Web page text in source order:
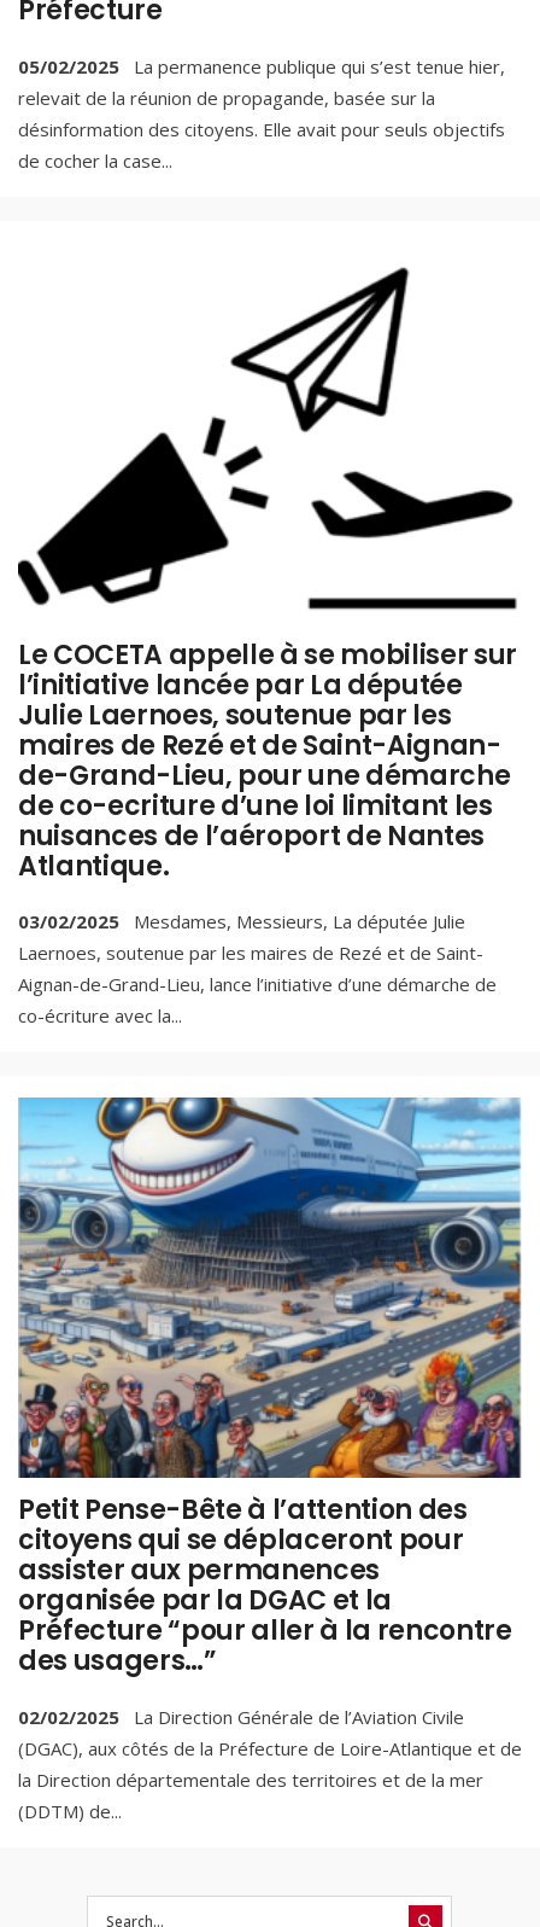
Préfecture
05/02/2025
La permanence publique qui s’est tenue hier,
relevait de la réunion de propagande, basée sur la
désinformation des citoyens. Elle avait pour seuls objectifs
de cocher la case...
Le COCETA appelle à se mobiliser sur
l’initiative lancée par La députée
Julie Laernoes, soutenue par les
maires de Rezé et de Saint-Aignan-
de-Grand-Lieu, pour une démarche
de co-ecriture d’une loi limitant les
nuisances de l’aéroport de Nantes
Atlantique.
03/02/2025
Mesdames, Messieurs, La députée Julie
Laernoes, soutenue par les maires de Rezé et de Saint-
Aignan-de-Grand-Lieu, lance l’initiative d’une démarche de
co-écriture avec la...
Petit Pense-Bête à l’attention des
citoyens qui se déplaceront pour
assister aux permanences
organisée par la DGAC et la
Préfecture “pour aller à la rencontre
des usagers…”
02/02/2025
La Direction Générale de l’Aviation Civile
(DGAC), aux côtés de la Préfecture de Loire-Atlantique et de
la Direction départementale des territoires et de la mer
(DDTM) de...